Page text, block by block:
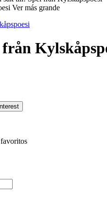
Ver más grande